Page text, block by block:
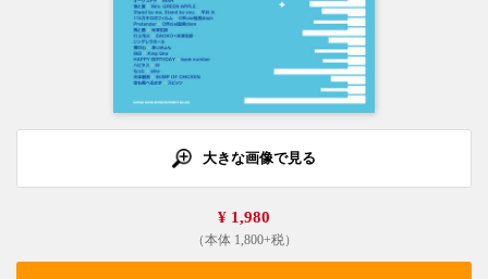
大きな画像で見る
¥ 1,980
（本体 1,800+税）